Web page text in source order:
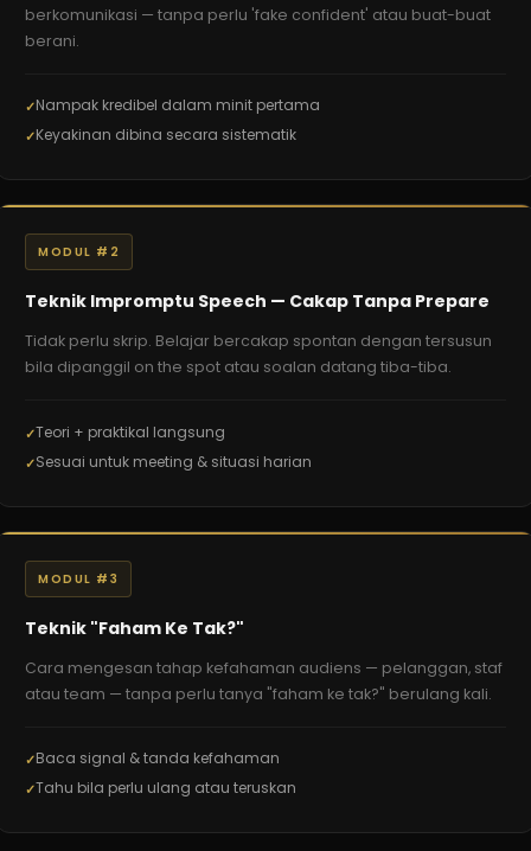
berkomunikasi — tanpa perlu 'fake confident' atau buat-buat
berani.
Nampak kredibel dalam minit pertama
Keyakinan dibina secara sistematik
MODUL #2
Teknik Impromptu Speech — Cakap Tanpa Prepare
Tidak perlu skrip. Belajar bercakap spontan dengan tersusun
bila dipanggil on the spot atau soalan datang tiba-tiba.
Teori + praktikal langsung
Sesuai untuk meeting & situasi harian
MODUL #3
Teknik "Faham Ke Tak?"
Cara mengesan tahap kefahaman audiens — pelanggan, staf
atau team — tanpa perlu tanya "faham ke tak?" berulang kali.
Baca signal & tanda kefahaman
Tahu bila perlu ulang atau teruskan